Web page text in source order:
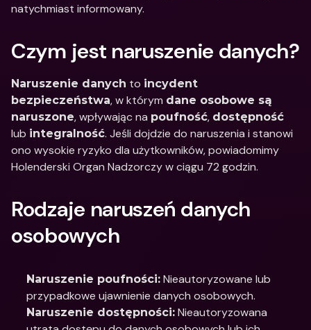
natychmiast informowany.
Czym jest naruszenie danych?
Naruszenie danych to incydent
bezpieczeństwa, w którym dane osobowe są
naruszone, wpływając na poufność, dostępność
lub integralność. Jeśli dojdzie do naruszenia i stanowi
ono wysokie ryzyko dla użytkowników, powiadomimy
Holenderski Organ Nadzorczy w ciągu 72 godzin.
Rodzaje naruszeń danych
osobowych
Naruszenie poufności: Nieautoryzowane lub
przypadkowe ujawnienie danych osobowych.
Naruszenie dostępności: Nieautoryzowana